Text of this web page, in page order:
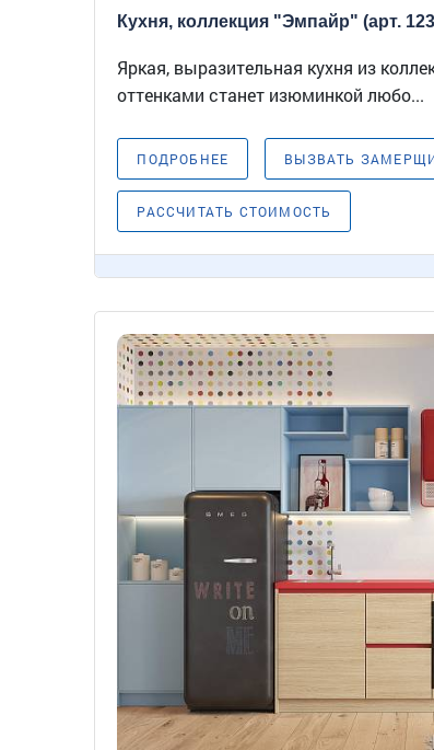
Кухня, коллекция "Эмпайр" (арт.
Яркая, выразительная кухня из
оттенками станет изюминкой любо...
ПОДРОБНЕЕ ВЫЗВАТЬ
РАССЧИТАТЬ СТОИМОСТЬ